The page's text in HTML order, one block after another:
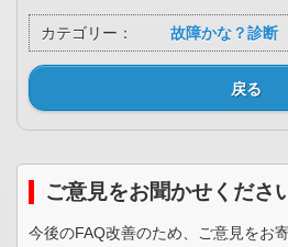
カテゴリー： 故障かな？診断
戻る
ご意見をお聞かせくださ
今後のFAQ改善のため、ご意見をお